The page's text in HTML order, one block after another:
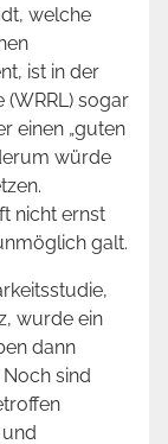
welche
ist in der
(WRRL) sogar
einen „guten
würde
nicht ernst
galt.
wurde ein
dann
sind